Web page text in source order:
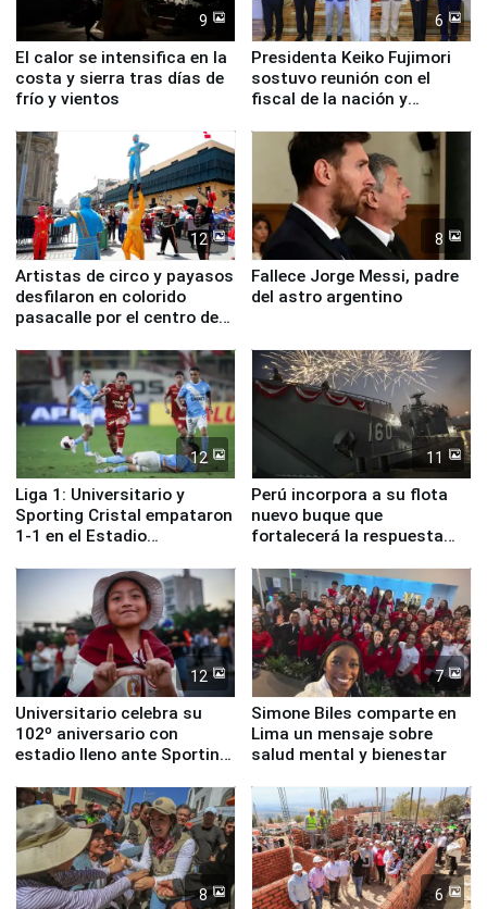
9
El calor se intensifica en la
costa y sierra tras días de
frío y vientos
6
Presidenta Keiko Fujimori
sostuvo reunión con el
fiscal de la nación y
12
Artistas de circo y payasos
desfilaron en colorido
pasacalle por el centro de
8
Fallece Jorge Messi, padre
del astro argentino
12
Liga 1: Universitario y
Sporting Cristal empataron
1-1 en el Estadio
11
Perú incorpora a su flota
nuevo buque que
fortalecerá la respuesta
12
Universitario celebra su
102º aniversario con
estadio lleno ante Sporting
7
Simone Biles comparte en
Lima un mensaje sobre
salud mental y bienestar
8 6